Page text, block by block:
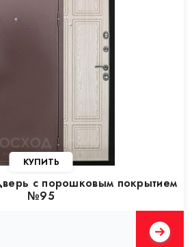
с порошковым покрытием
№95